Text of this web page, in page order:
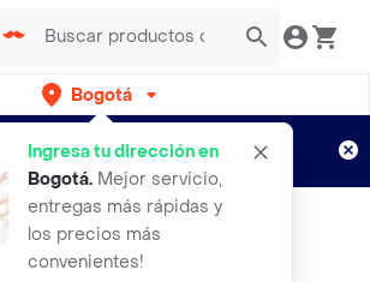
Bogotá
Ingresa tu dirección en
Bogotá. Mejor servicio,
entregas más rápidas y
los precios más
convenientes!
gratis por semanas
Aplican TyC
Pro 2+